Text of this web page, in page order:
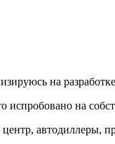
на
испробовано на
автодиллеры,